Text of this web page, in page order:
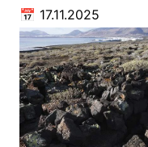
📅 17.11.2025